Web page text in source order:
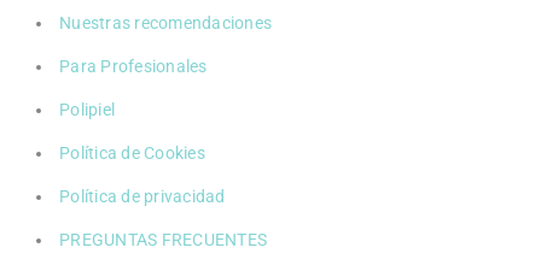
Nuestras recomendaciones
Para Profesionales
Polipiel
Política de Cookies
Política de privacidad
PREGUNTAS FRECUENTES